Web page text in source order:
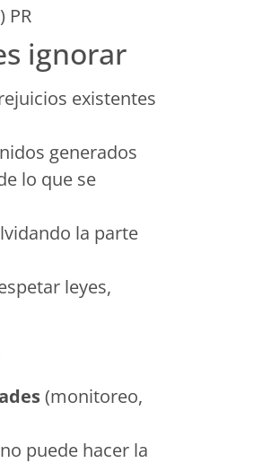
PR
ignorar
existentes
generados
lo que se
la parte
leyes,
(monitoreo,
puede hacer la